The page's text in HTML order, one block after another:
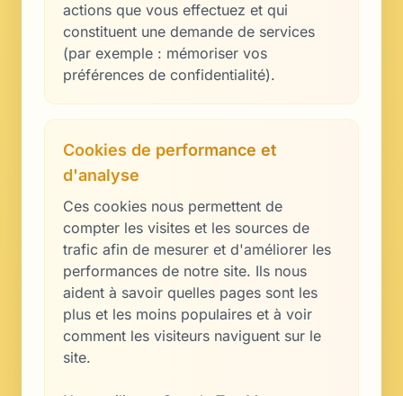
actions que vous effectuez et qui
constituent une demande de services
(par exemple : mémoriser vos
préférences de confidentialité).
Cookies de performance et
d'analyse
Ces cookies nous permettent de
compter les visites et les sources de
trafic afin de mesurer et d'améliorer les
performances de notre site. Ils nous
aident à savoir quelles pages sont les
plus et les moins populaires et à voir
comment les visiteurs naviguent sur le
site.